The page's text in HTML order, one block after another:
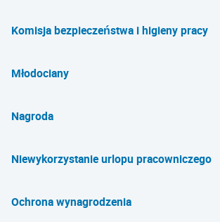
Komisja bezpieczeństwa i higieny pracy
Młodociany
Nagroda
Niewykorzystanie urlopu pracowniczego
Ochrona wynagrodzenia